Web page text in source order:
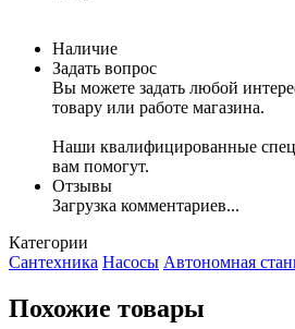
Наличие
Задать вопрос
Вы можете задать любой
товару или работе магазина.
Наши квалифицированные
вам помогут.
Отзывы
Загрузка комментариев...
Категории
Сантехника Насосы Автономная
Похожие товары